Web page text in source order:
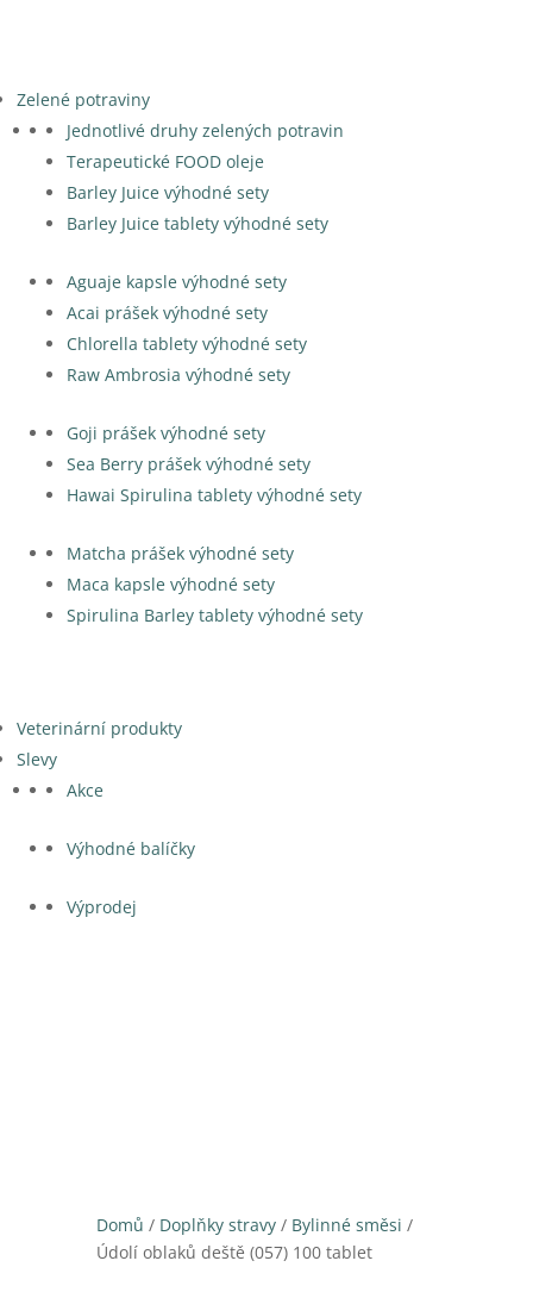
Zelené potraviny
Jednotlivé druhy zelených potravin
Terapeutické FOOD oleje
Barley Juice výhodné sety
Barley Juice tablety výhodné sety
Aguaje kapsle výhodné sety
Acai prášek výhodné sety
Chlorella tablety výhodné sety
Raw Ambrosia výhodné sety
Goji prášek výhodné sety
Sea Berry prášek výhodné sety
Hawai Spirulina tablety výhodné sety
Matcha prášek výhodné sety
Maca kapsle výhodné sety
Spirulina Barley tablety výhodné sety
Veterinární produkty
Slevy
Akce
Výhodné balíčky
Výprodej
Domů / Doplňky stravy/ Bylinné směsi /
Údolí oblaků deště (057) 100 tablet